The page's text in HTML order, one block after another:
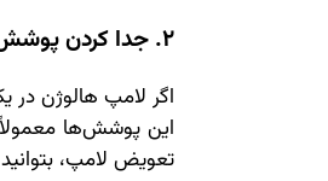
2. جدا کردن پوشش‌های محافظ
اگر لامپ هالوژن در
این پوشش‌ها معمولاً
تعویض لامپ،